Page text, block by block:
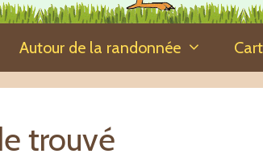
Autour de la randonnée
trouvé